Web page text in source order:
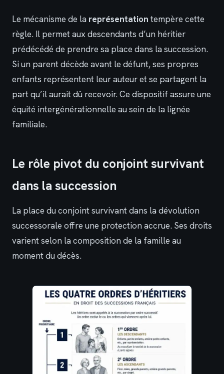
Le mécanisme de la représentation tempère cette
règle. Il permet aux descendants d’un héritier
prédécédé de prendre sa place dans la succession.
Si un parent décède avant le défunt, ses propres
enfants représentent leur auteur et se partagent la
part qu’il aurait dû recevoir. Ce dispositif assure une
équité intergénérationnelle au sein de la lignée
familiale.
Le rôle pivot du conjoint survivant
dans la succession
La place du conjoint survivant dans la dévolution
successorale offre une protection accrue. Ses droits
varient selon la composition de la famille au
moment du décès.